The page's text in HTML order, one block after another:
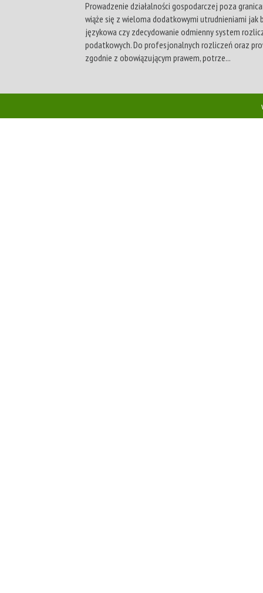
Prowadzenie działalności gospodarczej poza
wiąże się z wieloma dodatkowymi utrudnieniami jak
językowa czy zdecydowanie odmienny system
podatkowych. Do profesjonalnych rozliczeń oraz
zgodnie z obowiązującym prawem, potrze...